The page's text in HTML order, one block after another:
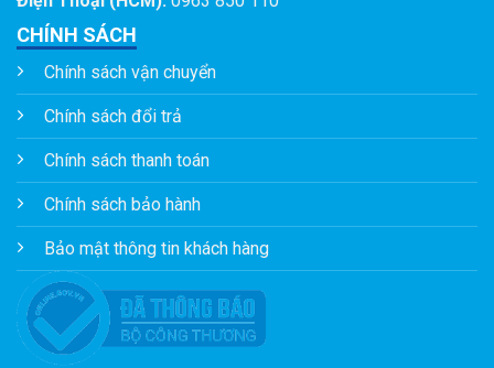
Chính sách thanh toán
Chính sách bảo hành
Bảo mật thông tin khách hàng
MAP